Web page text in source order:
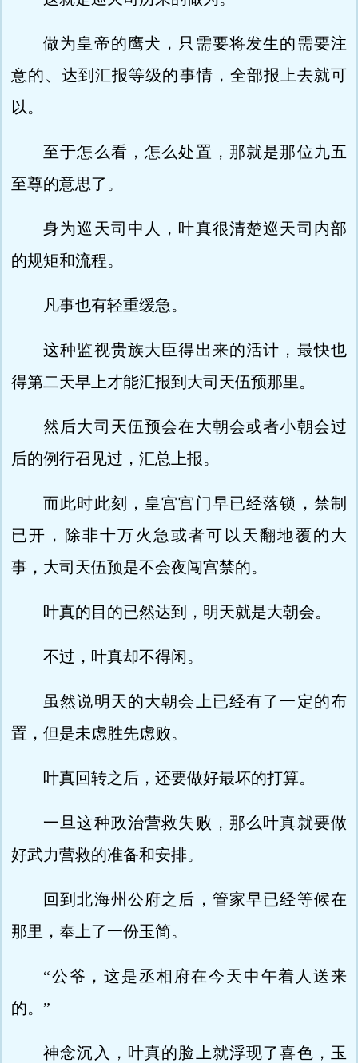
做为皇帝的鹰犬，只需要将发生的需要注
意的、达到汇报等级的事情，全部报上去就可
以。
至于怎么看，怎么处置，那就是那位九五
至尊的意思了。
身为巡天司中人，叶真很清楚巡天司内部
的规矩和流程。
凡事也有轻重缓急。
这种监视贵族大臣得出来的活计，最快也
得第二天早上才能汇报到大司天伍预那里。
然后大司天伍预会在大朝会或者小朝会过
后的例行召见过，汇总上报。
而此时此刻，皇宫宫门早已经落锁，禁制
已开，除非十万火急或者可以天翻地覆的大
事，大司天伍预是不会夜闯宫禁的。
叶真的目的已然达到，明天就是大朝会。
不过，叶真却不得闲。
虽然说明天的大朝会上已经有了一定的布
置，但是未虑胜先虑败。
叶真回转之后，还要做好最坏的打算。
一旦这种政治营救失败，那么叶真就要做
好武力营救的准备和安排。
回到北海州公府之后，管家早已经等候在
那里，奉上了一份玉简。
“公爷，这是丞相府在今天中午着人送来
的。”
神念沉入，叶真的脸上就浮现了喜色，玉